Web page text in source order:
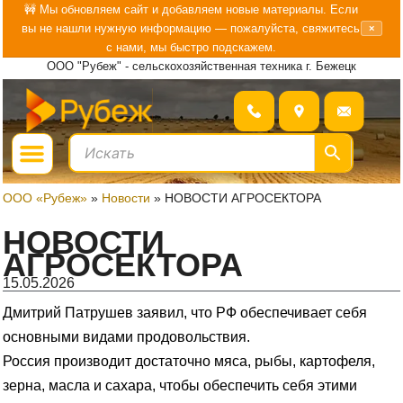
Перейти
содержимому
🚧 Мы обновляем сайт и добавляем новые материалы. Если
вы не нашли нужную информацию — пожалуйста, свяжитесь
с нами, мы быстро подскажем.
×
ООО "Рубеж" - сельскохозяйственная техника г. Бежецк
Menu
ООО «Рубеж» » Новости » НОВОСТИ АГРОСЕКТОРА
НОВОСТИ
АГРОСЕКТОРА
15.05.2026
Дмитрий Патрушев заявил, что РФ обеспечивает себя
основными видами продовольствия.
Россия производит достаточно мяса, рыбы, картофеля,
зерна, масла и сахара, чтобы обеспечить себя этими